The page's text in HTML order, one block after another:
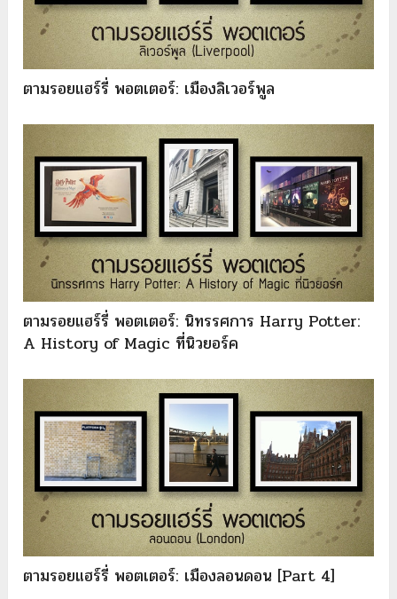
ตามรอยแฮร์รี่ พอตเตอร์: เมืองลิเวอร์พูล
ตามรอยแฮร์รี่ พอตเตอร์: นิทรรศการ Harry Potter:
A History of Magic ที่นิวยอร์ค
ตามรอยแฮร์รี่ พอตเตอร์: เมืองลอนดอน [Part 4]